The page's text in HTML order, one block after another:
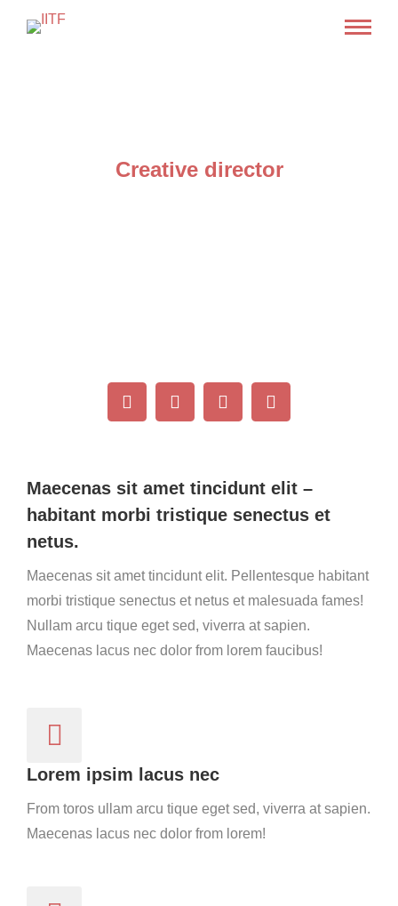
Creative director
Maecenas sit amet tincidunt elit –
habitant morbi tristique senectus et
netus.
Maecenas sit amet tincidunt elit. Pellentesque habitant
morbi tristique senectus et netus et malesuada fames!
Nullam arcu tique eget sed, viverra at sapien.
Maecenas lacus nec dolor from lorem faucibus!
Lorem ipsim lacus nec
From toros ullam arcu tique eget sed, viverra at sapien.
Maecenas lacus nec dolor from lorem!